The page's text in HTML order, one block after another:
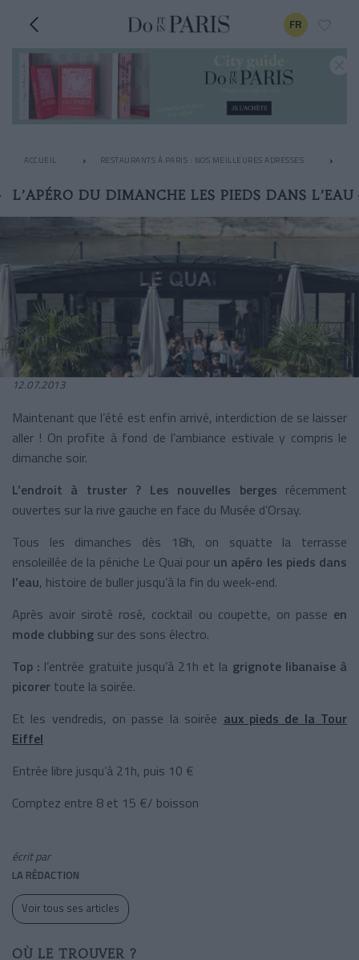
FR
ACCUEIL RESTAURANTS À PARIS : NOS MEILLEURES ADRESSES
L’APÉRO DU DIMANCHE LES PIEDS DANS L’EAU
12.07.2013
Maintenant que l’été est enfin arrivé, interdiction de se laisser
aller ! On profite à fond de l’ambiance estivale y compris le
dimanche soir.
L’endroit à truster ? Les nouvelles berges récemment
ouvertes sur la rive gauche en face du Musée d’Orsay.
Tous les dimanches dès 18h, on squatte la terrasse
ensoleillée de la péniche Le Quai pour un apéro les pieds dans
l’eau, histoire de buller jusqu’à la fin du week-end.
Après avoir siroté rosé, cocktail ou coupette, on passe en
mode clubbing sur des sons électro.
Top : l’entrée gratuite jusqu’à 21h et la grignote libanaise à
picorer toute la soirée.
Et les vendredis, on passe la soirée aux pieds de la Tour
Eiffel
Entrée libre jusqu’à 21h, puis 10 €
Comptez entre 8 et 15 €/ boisson
écrit par
LA RÉDACTION
Voir tous ses articles
OÙ LE TROUVER ?